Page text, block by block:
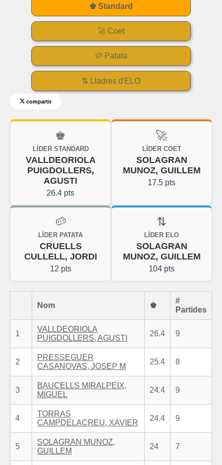
♚ Standard
🚀 Coet
🥔 Patata
⇅ Lladres d'ELO
compartir
♚
LÍDER STANDARD
VALLDEORIOLA
PUIGDOLLERS,
AGUSTI
26.4 pts
🚀
LÍDER COET
SOLAGRAN
MUNOZ, GUILLEM
17.5 pts
🥔
LÍDER PATATA
CRUELLS
CULLELL, JORDI
12 pts
⇅
LÍDER ELO
SOLAGRAN
MUNOZ, GUILLEM
104 pts
Nom ♚
#
Partides
1
VALLDEORIOLA
PUIGDOLLERS, AGUSTI
26.4 9
2
PRESSEGUER
CASANOVAS, JOSEP M
25.4 8
3
BAUCELLS MIRALPEIX,
MIGUEL
24.4 9
4
TORRAS
CAMPDELACREU, XAVIER
24.4 9
5
SOLAGRAN MUNOZ,
GUILLEM
24 7